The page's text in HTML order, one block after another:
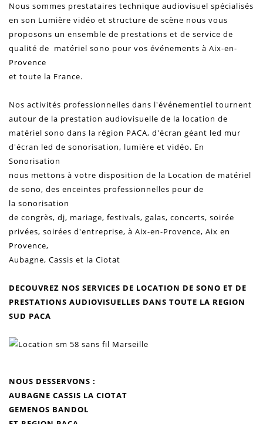
Nous sommes prestataires technique audiovisuel spécialisés
en son Lumière vidéo et structure de scène nous vous
proposons un ensemble de prestations et de service de
qualité de matériel sono pour vos événements à Aix-en-
Provence
et toute la France.
Nos activités professionnelles dans l'événementiel tournent
autour de la prestation audiovisuelle de la location de
matériel sono dans la région PACA, d'écran géant led mur
d'écran led de sonorisation, lumière et vidéo. En
Sonorisation
nous mettons à votre disposition de la Location de matériel
de sono, des enceintes professionnelles pour de
la sonorisation
de congrès, dj, mariage, festivals, galas, concerts, soirée
privées, soirées d'entreprise, à Aix-en-Provence, Aix en
Provence,
Aubagne, Cassis et la Ciotat
DECOUVREZ NOS SERVICES DE LOCATION DE SONO ET DE
PRESTATIONS AUDIOVISUELLES DANS TOUTE LA REGION
SUD PACA
NOUS DESSERVONS :
AUBAGNE CASSIS LA CIOTAT
GEMENOS BANDOL